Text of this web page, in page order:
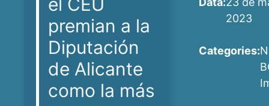
premian a la
Diputación
de Alicante
como la más
2023
Categories: